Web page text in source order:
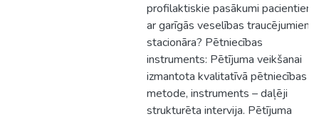
profilaktiskie pasākumi pacientiem
ar garīgās veselības traucējumiem
stacionāra? Pētniecības
instruments: Pētījuma veikšanai
izmantota kvalitatīvā pētniecības
metode, instruments – daļēji
strukturēta intervija. Pētījuma